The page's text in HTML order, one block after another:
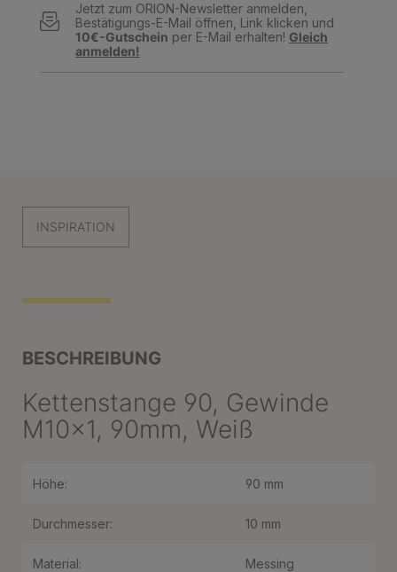
Jetzt zum ORION-Newsletter anmelden,
Bestätigungs-E-Mail öffnen, Link klicken und
10€-Gutschein per E-Mail erhalten! Gleich
anmelden!
INSPIRATION
BESCHREIBUNG
Kettenstange 90, Gewinde
M10x1, 90mm, Weiß
Höhe: 90 mm
Durchmesser: 10 mm
Material: Messing